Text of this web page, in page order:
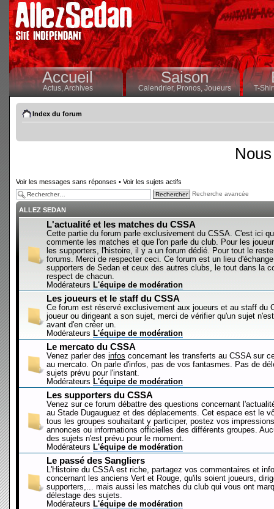
Accueil
Actus,Archives
Saison
Calendrier,Pronos, Joueurs T-
Index du forum
Voir les messages sans réponses • Voir les sujets actifs
Recherche avancée
ALLEZ SEDAN
L'actualité et les matches du CSSA
Cette partie du forum parle exclusivement du CSSA. C'est ici
commente les matches et que l'on parle du club. Pour les
les supporters, l'histoire, il y a un forum dédié. Pour tout le
forums. Merci de respecter ceci. Ce forum est un lieu
supporters de Sedan et ceux des autres clubs, le tout dans la
respect de chacun.
Modérateurs L'équipe de modération
Les joueurs et le staff du CSSA
Ce forum est réservé exclusivement aux joueurs et au staff du
joueur ou dirigeant a son sujet, merci de vérifier qu'un sujet
avant d'en créer un.
Modérateurs L'équipe de modération
Le mercato du CSSA
Venez parler des infos concernant les transferts au CSSA sur
au mercato. On parle d'infos, pas de vos fantasmes. Pas de
sujets prévu pour l'instant.
Modérateurs L'équipe de modération
Les supporters du CSSA
Venez sur ce forum débattre des questions concernant
au Stade Dugauguez et des déplacements. Cet espace est le
tous les groupes souhaitant y participer, postez vos
annonces ou informations officielles des différents groupes.
des sujets n'est prévu pour le moment.
Modérateurs L'équipe de modération
Le passé des Sangliers
L'Histoire du CSSA est riche, partagez vos commentaires et
concernant les anciens Vert et Rouge, qu'ils soient joueurs,
supporters,... mais aussi les matches du club qui vous ont
délestage des sujets.
Modérateurs L'équipe de modération